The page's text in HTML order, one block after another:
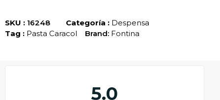
SKU : 16248 Categoría : Despensa
Tag : Pasta Caracol Brand: Fontina
5.0